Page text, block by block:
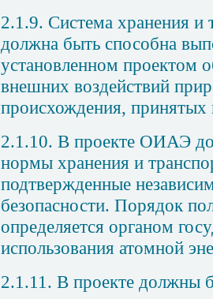
2.1.9. Система хранения и
должна быть способна
установленном проектом
внешних воздействий
происхождения, принятых
2.1.10. В проекте ОИАЭ
нормы хранения и
подтвержденные
безопасности. Порядок
определяется органом
использования атомной
2.1.11. В проекте должны